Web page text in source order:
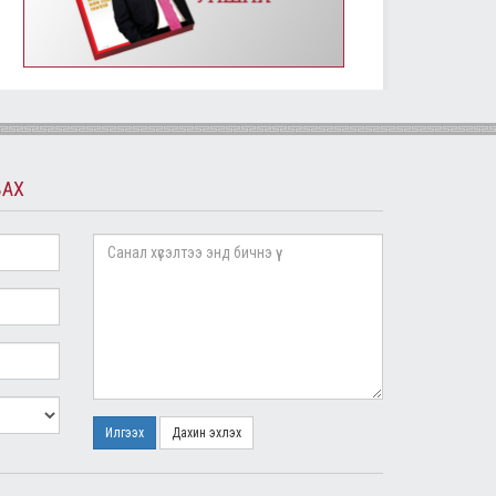
УИХ-ын энэ долоо хоногийн үйл ажиллагааны
хуваарь /2019.01.14-01.18/
2019/01/14 2409
Д.Сүхбаатарын хөшөөнд цэцэг өргөж, Их эзэн
Чингис хааны хөшөөнд хүндэтгэл үзүүлэв
МОНГОЛ УЛСЫН ҮНДСЭН ХУУЛИЙН ӨДРИЙН
МЭНДЧИЛГЭЭ
2019/01/13
Төслийг анхны хэлэлцүүлэгт шилжүүлж, УИХ-ын
2019/01/10
Илгээх Дахин эхлэх